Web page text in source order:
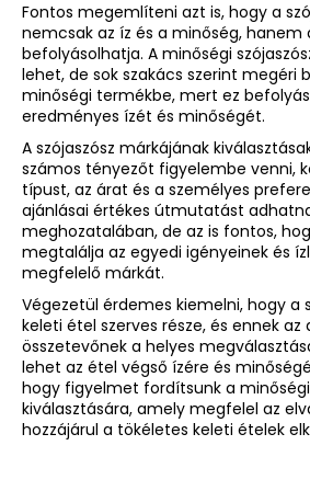
Fontos megemlíteni azt is, hogy a
nemcsak az íz és a minőség, hanem
befolyásolhatja. A minőségi
lehet, de sok szakács szerint megéri
minőségi termékbe, mert ez
eredményes ízét és minőségét.
A szójaszósz márkájának
számos tényezőt figyelembe venni,
típust, az árat és a személyes
ajánlásai értékes útmutatást
meghozatalában, de az is fontos,
megtalálja az egyedi igényeinek és
megfelelő márkát.
Végezetül érdemes kiemelni, hogy a
keleti étel szerves része, és ennek az
összetevőnek a helyes
lehet az étel végső ízére és
hogy figyelmet fordítsunk a minőségi
kiválasztására, amely megfelel az
hozzájárul a tökéletes keleti ételek